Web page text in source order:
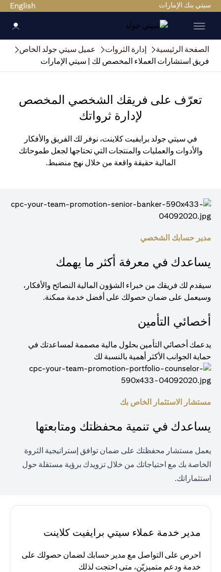
سيتي بنك الإمارات English
الصفحة الرئيسية إدارة الثروات
عميل سيتي جولد الخاص
فريق استشارات العملاء المخصص لك | سيتي الإمارات
تعرّف على فريقك الشخصي المخصص
لإدارة ثرواتك
في سيتي جولد برايفيت كلاينت، نوفر لك الفريق والأفكار
والأدوات والعمليات والمنتجات التي تحتاجها لجعل طموحاتك
المالية حقيقة واقعة من خلال نهج منضبط.
مدير حسابك الشخصي
يساعدك في معرفة أكثر ما يهمك
سيقدم لك فريقك من خبراء الشؤون المالية النصائح والأفكار،
وسيعمل على ضمان حصولك على أفضل خدمة ممكنة.
أخصائي التأمين
يدعمك أخصائي التأمين بحلول مالية مصممة لمساعدتك في
حماية الجوانب الأكثر أهمية بالنسبة لك
مستشار الاستثمار الخاص بك
يساعدك في تنمية محفظتك ومتابعتها
يعمل مستشار محفظتك على ضمان توافق إستراتيجية الثروة
الخاصة بك مع احتياجاتك من خلال تزويدك برؤية مستقلة حول
استثماراتك.
مدير خدمة عملاء سيتي برايفيت كلاينت
احرص على التواصل مع مدير حسابك لضمان حصولك على
خدمة ودعم متميزيّن، متى احتجت لذلك